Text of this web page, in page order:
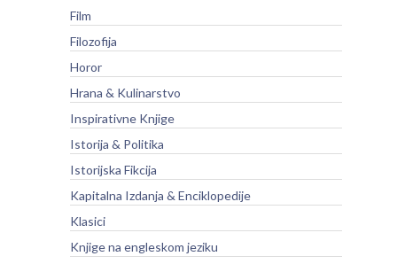
Film
Filozofija
Horor
Hrana & Kulinarstvo
Inspirativne Knjige
Istorija & Politika
Istorijska Fikcija
Kapitalna Izdanja & Enciklopedije
Klasici
Knjige na engleskom jeziku